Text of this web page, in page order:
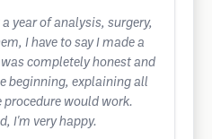
year of analysis, surgery,
I have to say I made a
completely honest and
beginning, explaining all
procedure would work.
I'm very happy.